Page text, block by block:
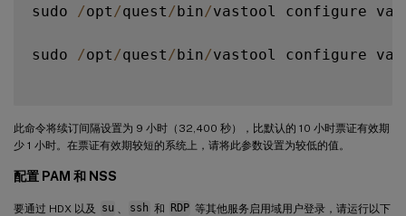
sudo /opt /quest /bin/vastool configure
sudo /opt /quest /bin/vastool configure
此命令将续订间隔设置为 9 小时（32,400 秒），比默认的 10 小时票证有效期
少 1 小时。在票证有效期较短的系统上，请将此参数设置为较低的值。
配置 PAM 和 NSS
要通过 HDX 以及 su ssh 和 RDP 等其他服务启用域用户登录，请运行以下